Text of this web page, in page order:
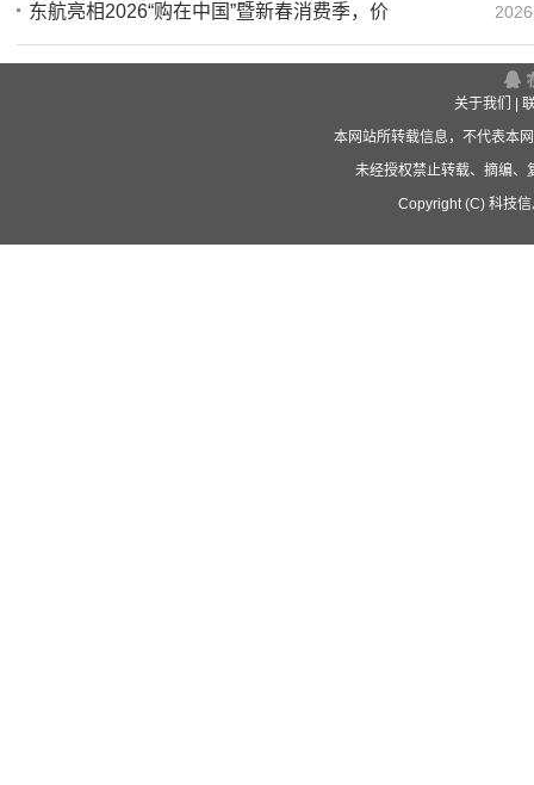
东航亮相2026“购在中国”暨新春消费季，价
关于我们
本网站所转载信息，不代表本
未经授权禁止转载、摘编、
Copyright (C) 科技